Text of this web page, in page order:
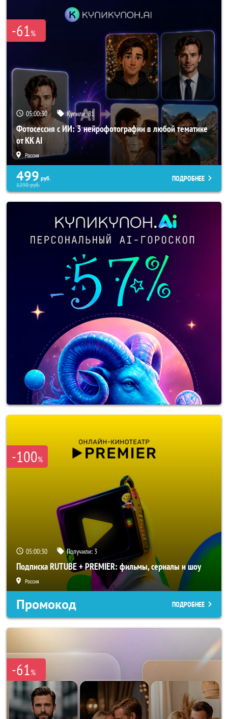
-61%
05:00:28 Купили:81
Фотосессия с ИИ: 3 нейрофотографии в любой тематике
от KK AI
Россия
499 руб.
1290руб.
ПОДРОБНЕЕ
-100%
05:00:28 Получили: 3
Подписка RUTUBE + PREMIER: фильмы, сериалы и шоу
Россия
Промокод ПОДРОБНЕЕ
-61%